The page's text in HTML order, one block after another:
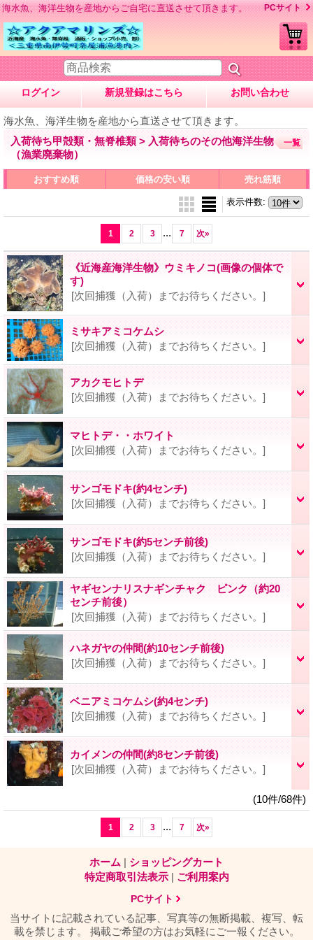
海水魚、海洋生物を産地からご自宅に直送させて頂きます。 PCサイト
ログイン 新規登録はこちら お問い合わせ
海水魚、海洋生物を産地から直送させて頂きます。
入荷待ち甲殻類・無脊椎類 > 入荷待ちのその他海洋生物
（漁業廃棄物）
一覧
おすすめ順 価格の安い順 売れ筋順
表示件数:
1 2 3 ... 7 次»
《近海産海洋生物》ウミキノコ(画像の個体で
す)
[次回捕獲（入荷）までお待ちください。]
ミサキアミコケムシ
[次回捕獲（入荷）までお待ちください。]
アカクモヒトデ
[次回捕獲（入荷）までお待ちください。]
マヒトデ・・ホワイト
[次回捕獲（入荷）までお待ちください。]
サンゴモドキ(約4センチ)
[次回捕獲（入荷）までお待ちください。]
サンゴモドキ(約5センチ前後)
[次回捕獲（入荷）までお待ちください。]
ヤギセンナリスナギンチャク ピンク（約20
センチ前後）
[次回捕獲（入荷）までお待ちください。]
ハネガヤの仲間(約10センチ前後)
[次回捕獲（入荷）までお待ちください。]
ベニアミコケムシ(約4センチ)
[次回捕獲（入荷）までお待ちください。]
カイメンの仲間(約8センチ前後)
[次回捕獲（入荷）までお待ちください。]
(10件/68件)
1 2 3 ... 7 次»
ホーム | ショッピングカート
特定商取引法表示 | ご利用案内
PCサイト
当サイトに記載されている記事、写真等の無断掲載、複写、転
載を禁じます。 掲載ご希望の方はお気軽にご一報ください。